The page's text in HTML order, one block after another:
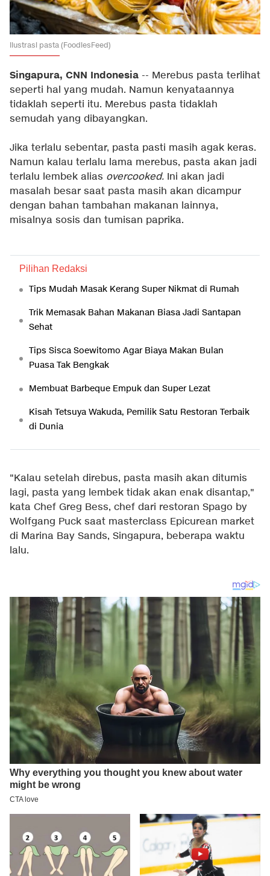
ilustrasi pasta (FoodiesFeed)
Singapura, CNN Indonesia -- Merebus pasta terlihat
seperti hal yang mudah. Namun kenyataannya
tidaklah seperti itu. Merebus pasta tidaklah
semudah yang dibayangkan.
Jika terlalu sebentar, pasta pasti masih agak keras.
Namun kalau terlalu lama merebus, pasta akan jadi
terlalu lembek alias overcooked. Ini akan jadi
masalah besar saat pasta masih akan dicampur
dengan bahan tambahan makanan lainnya,
misalnya sosis dan tumisan paprika.
Pilihan Redaksi
Tips Mudah Masak Kerang Super Nikmat di Rumah
Trik Memasak Bahan Makanan Biasa Jadi Santapan
Sehat
Tips Sisca Soewitomo Agar Biaya Makan Bulan
Puasa Tak Bengkak
Membuat Barbeque Empuk dan Super Lezat
Kisah Tetsuya Wakuda, Pemilik Satu Restoran Terbaik
di Dunia
"Kalau setelah direbus, pasta masih akan ditumis
lagi, pasta yang lembek tidak akan enak disantap,"
kata Chef Greg Bess, chef dari restoran Spago by
Wolfgang Puck saat masterclass Epicurean market
di Marina Bay Sands, Singapura, beberapa waktu
lalu.